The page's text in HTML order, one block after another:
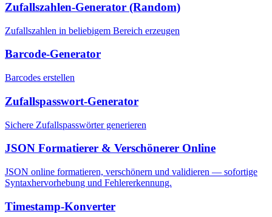
Zufallszahlen-Generator (Random)
Zufallszahlen in beliebigem Bereich erzeugen
Barcode-Generator
Barcodes erstellen
Zufallspasswort-Generator
Sichere Zufallspasswörter generieren
JSON Formatierer & Verschönerer Online
JSON online formatieren, verschönern und validieren — sofortige
Syntaxhervorhebung und Fehlererkennung.
Timestamp-Konverter